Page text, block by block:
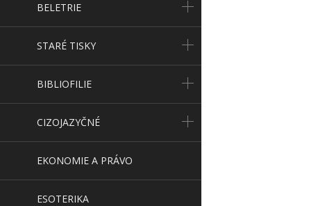
BELETRIE
STARÉ TISKY
BIBLIOFILIE
CIZOJAZYČNÉ
EKONOMIE A PRÁVO
ESOTERIKA